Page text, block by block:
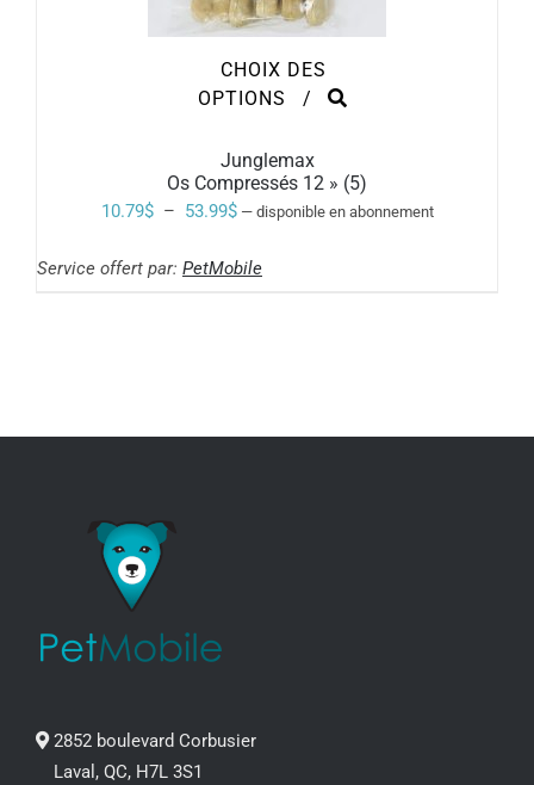
CHOIX DES
OPTIONS
CE
PLUSIEURS
VARIATIONS.
LES
OPTIONS
/
Junglemax
Os Compressés 12 » (5)
10.79$ – 53.99$Plage
prix :
—disponible en abonnement
Service offert par: PetMobile
2852 boulevard Corbusier
Laval, QC, H7L 3S1